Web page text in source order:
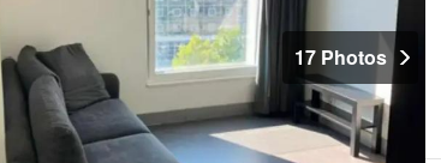
17 Photos